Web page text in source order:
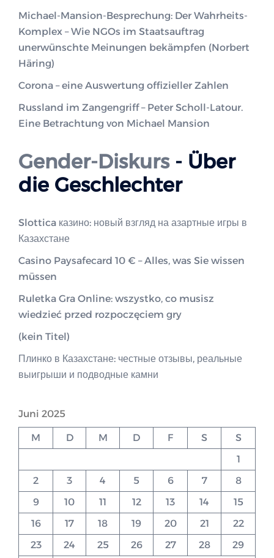
Michael-Mansion-Besprechung: Der Wahrheits-
Komplex – Wie NGOs im Staatsauftrag
unerwünschte Meinungen bekämpfen (Norbert
Häring)
Corona – eine Auswertung offizieller Zahlen
Russland im Zangengriff – Peter Scholl-Latour.
Eine Betrachtung von Michael Mansion
Gender-Diskurs- Über
die Geschlechter
Slottica казино: новый взгляд на азартные игры в
Казахстане
Casino Paysafecard 10 € – Alles, was Sie wissen
müssen
Ruletka Gra Online: wszystko, co musisz
wiedzieć przed rozpoczęciem gry
(kein Titel)
Плинко в Казахстане: честные отзывы, реальные
выигрыши и подводные камни
Juni 2025
M D M D F S
S
1
2
3 4 5 6 7
8
9
10 11 12 13 14
15
16
17 18 19 20 21
22
23
24 25 26 27 28 29